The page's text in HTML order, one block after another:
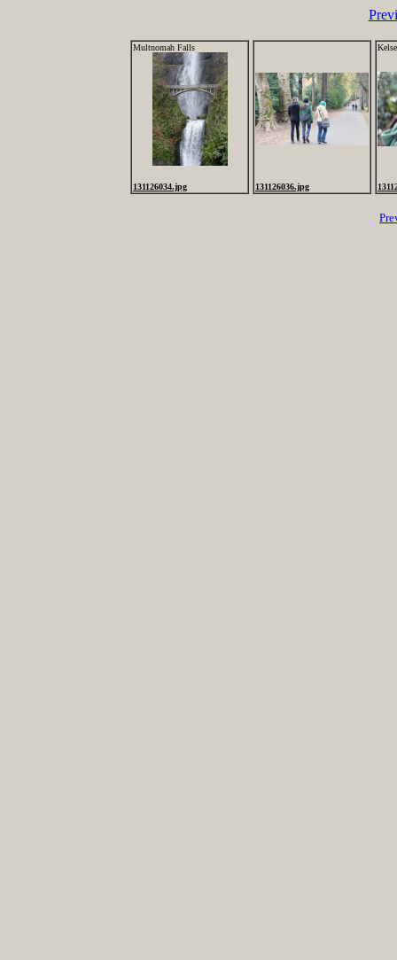
Multnomah Falls
131126034.jpg 131126036.jpg